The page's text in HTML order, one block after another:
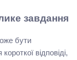
завдання
бути
відповіді,